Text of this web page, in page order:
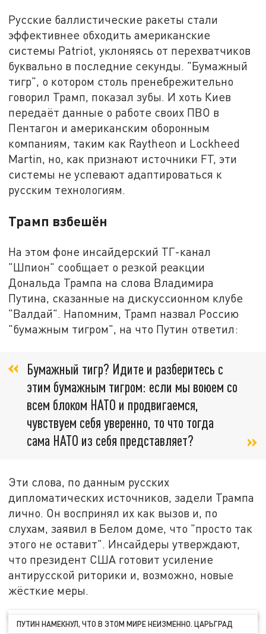
Русские баллистические ракеты стали
эффективнее обходить американские
системы Patriot, уклоняясь от перехватчиков
буквально в последние секунды. "Бумажный
тигр", о котором столь пренебрежительно
говорил Трамп, показал зубы. И хоть Киев
передаёт данные о работе своих ПВО в
Пентагон и американским оборонным
компаниям, таким как Raytheon и Lockheed
Martin, но, как признают источники FT, эти
системы не успевают адаптироваться к
русским технологиям.
Трамп взбешён
На этом фоне инсайдерский ТГ-канал
"Шпион" сообщает о резкой реакции
Дональда Трампа на слова Владимира
Путина, сказанные на дискуссионном клубе
"Валдай". Напомним, Трамп назвал Россию
"бумажным тигром", на что Путин ответил:
Бумажный тигр? Идите и разберитесь с
этим бумажным тигром: если мы воюем со
всем блоком НАТО и продвигаемся,
чувствуем себя уверенно, то что тогда
сама НАТО из себя представляет?
Эти слова, по данным русских
дипломатических источников, задели Трампа
лично. Он воспринял их как вызов и, по
слухам, заявил в Белом доме, что "просто так
этого не оставит". Инсайдеры утверждают,
что президент США готовит усиление
антирусской риторики и, возможно, новые
жёсткие меры.
ПУТИН НАМЕКНУЛ, ЧТО В ЭТОМ МИРЕ НЕИЗМЕННО. ЦАРЬГРАД